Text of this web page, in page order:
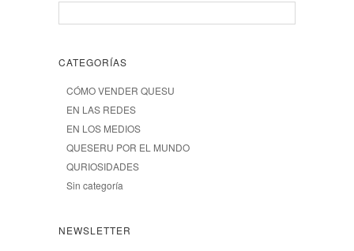
CATEGORÍAS
CÓMO VENDER QUESU
EN LAS REDES
EN LOS MEDIOS
QUESERU POR EL MUNDO
QURIOSIDADES
Sin categoría
NEWSLETTER